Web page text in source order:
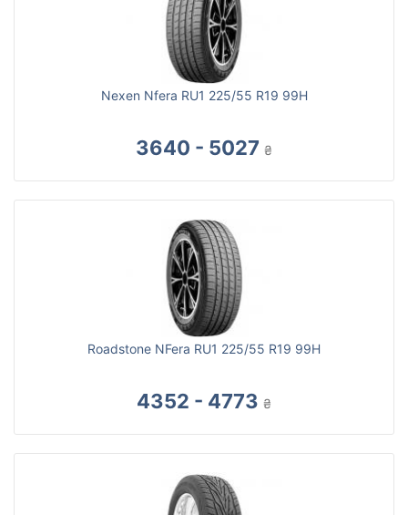
Nexen Nfera RU1 225/55 R19 99H
3640 - 5027 ₴
Roadstone NFera RU1 225/55 R19 99H
4352 - 4773 ₴